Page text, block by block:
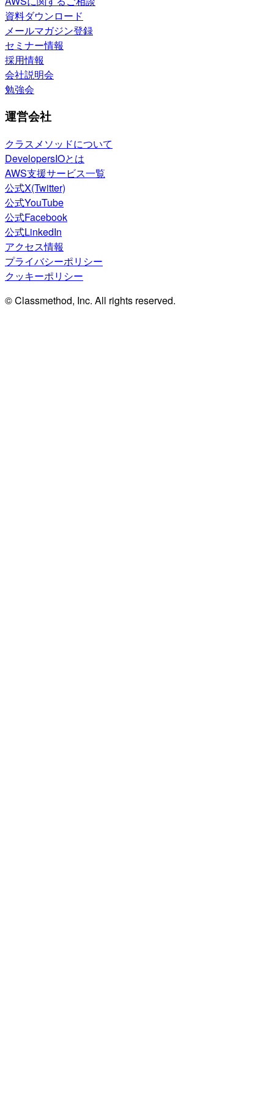
資料ダウンロード
メールマガジン登録
セミナー情報
採用情報
会社説明会
勉強会
運営会社
クラスメソッドについて
DevelopersIOとは
AWS支援サービス一覧
公式X(Twitter)
公式YouTube
公式Facebook
公式LinkedIn
アクセス情報
プライバシーポリシー
クッキーポリシー
© Classmethod, Inc. All rights reserved.